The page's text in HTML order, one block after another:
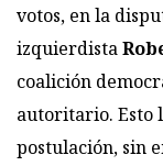
votos, en la
izquierdista
coalición
autoritario. Esto
postulación, sin